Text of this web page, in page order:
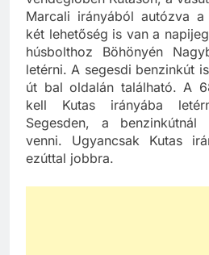
Marcali irányából autózva
két lehetőség is van a
húsbolthoz Böhönyén
letérni. A segesdi benzinkút
út bal oldalán található. A
kell Kutas irányába
Segesden, a benzinkútnál
venni. Ugyancsak Kutas
ezúttal jobbra.